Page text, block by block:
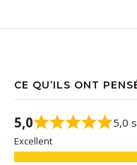
CE QU’ILS ONT
5,0 5,0
Excellent